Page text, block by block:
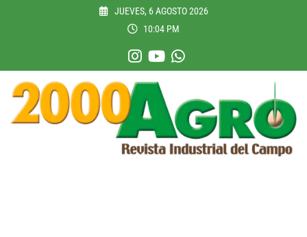
JUEVES, 6 AGOSTO 2026
10:04 PM